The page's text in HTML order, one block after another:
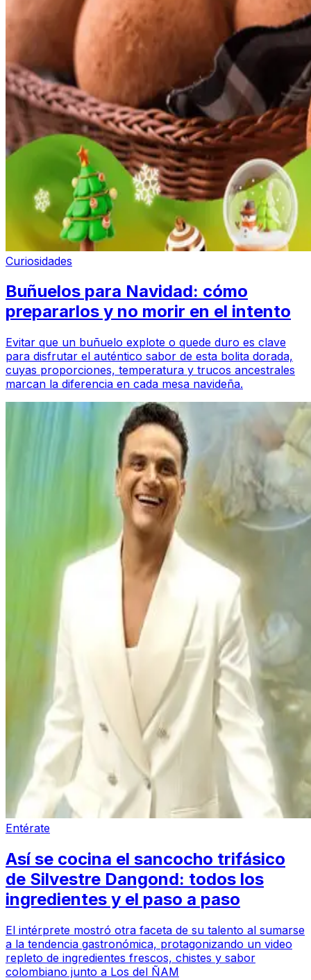
Curiosidades
Buñuelos para Navidad: cómo
prepararlos y no morir en el intento
Evitar que un buñuelo explote o quede duro es clave
para disfrutar el auténtico sabor de esta bolita dorada,
cuyas proporciones, temperatura y trucos ancestrales
marcan la diferencia en cada mesa navideña.
Entérate
Así se cocina el sancocho trifásico
de Silvestre Dangond: todos los
ingredientes y el paso a paso
El intérprete mostró otra faceta de su talento al sumarse
a la tendencia gastronómica, protagonizando un video
repleto de ingredientes frescos, chistes y sabor
colombiano junto a Los del ÑAM